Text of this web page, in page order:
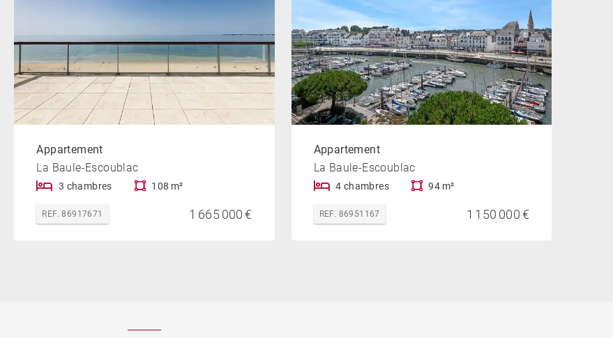
Appartement
La Baule-Escoublac
3 chambres 108 m²
REF. 86917671 1 665 000 €
Appartement
La Baule-Escoublac
4 chambres 94 m²
REF. 86951167 1 150 000 €